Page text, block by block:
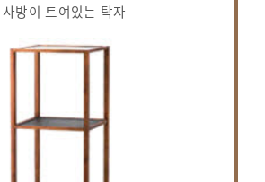
사방이 트여있는 탁자